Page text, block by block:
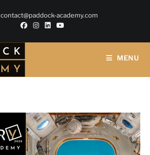
contact@paddock-academy.com
MENU